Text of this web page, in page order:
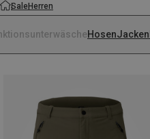
SaleHerren
HosenJacken